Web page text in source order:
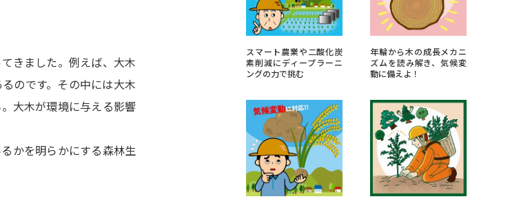
学問検索
大学で学びたい学問発見
学問のミニ講義「夢ナビ講義」 学問の教科書 夢ナビライブ
きました。例えば、大木
のです。その中には大木
大木が環境に与える影響
かを明らかにする森林生
スマート農業や二酸化炭
素削減にディープラーニ
ングの力で挑む
年輪から木の成長メカニ
ズムを読み解き、気候変
動に備えよ！